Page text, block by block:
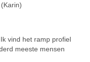
vind het ramp profiel
meeste mensen